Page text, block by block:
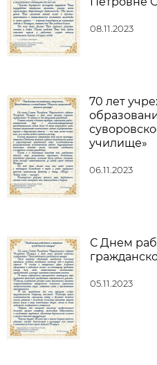
08.11.2023
70 лет
училище»
06.11.2023
С Днем
05.11.2023